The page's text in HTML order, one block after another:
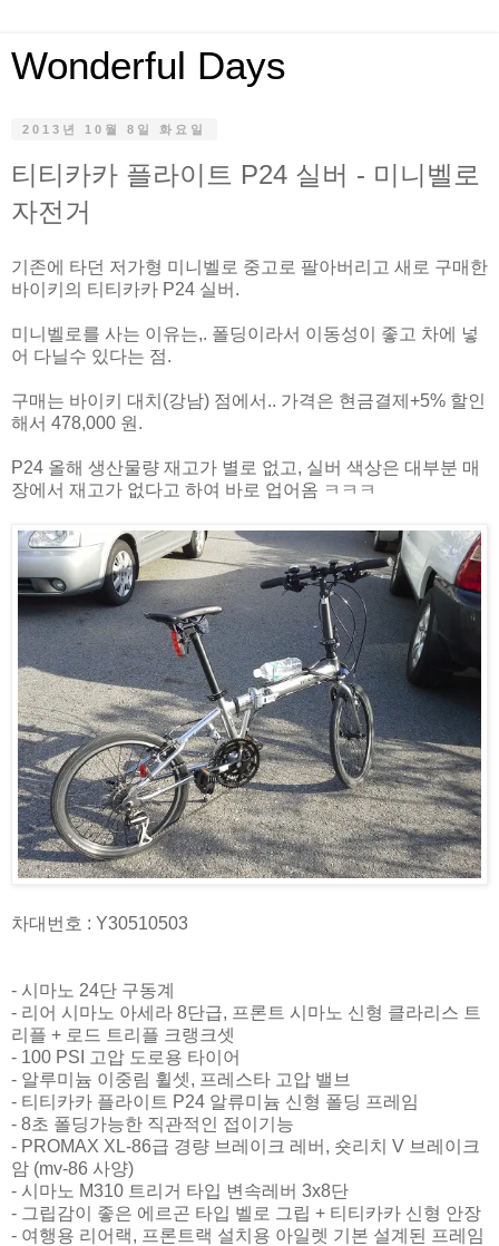
Wonderful Days
2013년 10월 8일 화요일
티티카카 플라이트 P24 실버 - 미니벨로
자전거
기존에 타던 저가형 미니벨로 중고로 팔아버리고 새로 구매한
바이키의 티티카카 P24 실버.
미니벨로를 사는 이유는,. 폴딩이라서 이동성이 좋고 차에 넣
어 다닐수 있다는 점.
구매는 바이키 대치(강남) 점에서.. 가격은 현금결제+5% 할인
해서 478,000 원.
P24 올해 생산물량 재고가 별로 없고, 실버 색상은 대부분 매
장에서 재고가 없다고 하여 바로 업어옴 ㅋㅋㅋ
차대번호 : Y30510503
- 시마노 24단 구동계
- 리어 시마노 아세라 8단급, 프론트 시마노 신형 클라리스 트
리플 + 로드 트리플 크랭크셋
- 100 PSI 고압 도로용 타이어
- 알루미늄 이중림 휠셋, 프레스타 고압 밸브
- 티티카카 플라이트 P24 알류미늄 신형 폴딩 프레임
- 8초 폴딩가능한 직관적인 접이기능
- PROMAX XL-86급 경량 브레이크 레버, 숏리치 V 브레이크
암 (mv-86 사양)
- 시마노 M310 트리거 타입 변속레버 3x8단
- 그립감이 좋은 에르곤 타입 벨로 그립 + 티티카카 신형 안장
- 여행용 리어랙, 프론트랙 설치용 아일렛 기본 설계된 프레임